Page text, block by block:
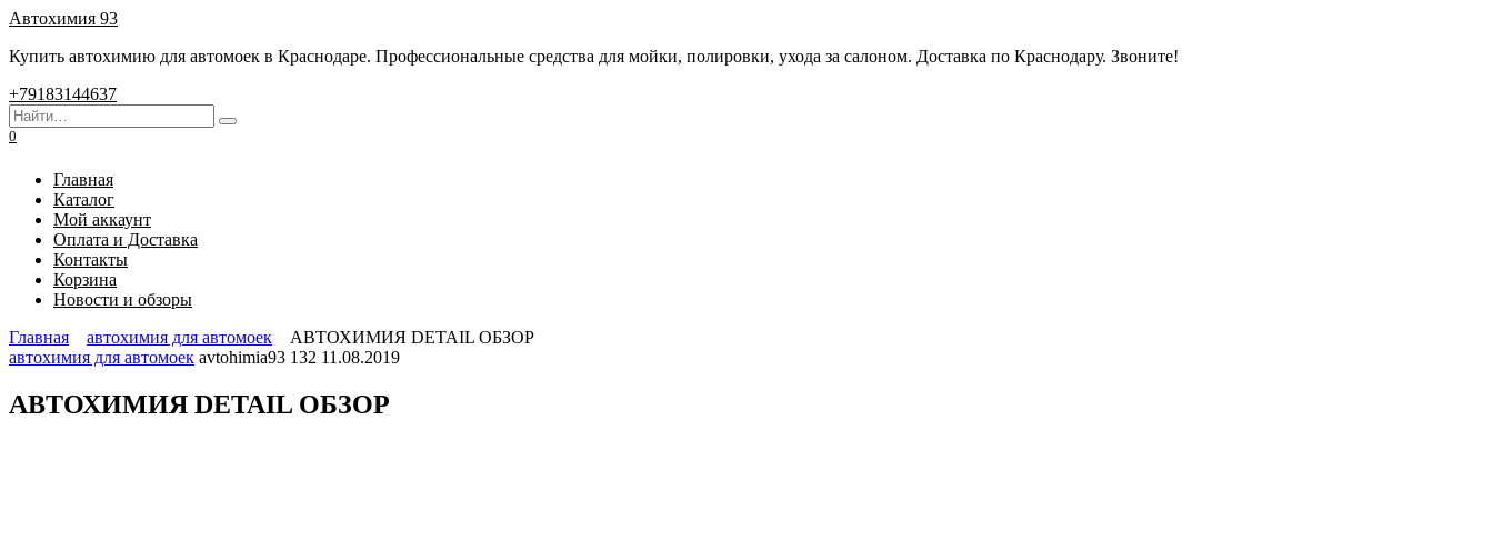
Перейти
содержанию
Автохимия 93
Купить автохимию для автомоек в Краснодаре. Профессиональные средства для мойки, полировки, ухода за салоном. Доставка по Краснодару. Звоните!
+79183144637
Search
for:
0
Главная
Каталог
Мой аккаунт
Оплата и Доставка
Контакты
Корзина
Новости и обзоры
Главная
автохимия для автомоек
АВТОХИМИЯ DETAIL ОБЗОР
автохимия для автомоек avtohimia93 132 11.08.2019
АВТОХИМИЯ DETAIL ОБЗОР